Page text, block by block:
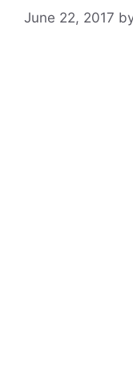
June 22, 2017